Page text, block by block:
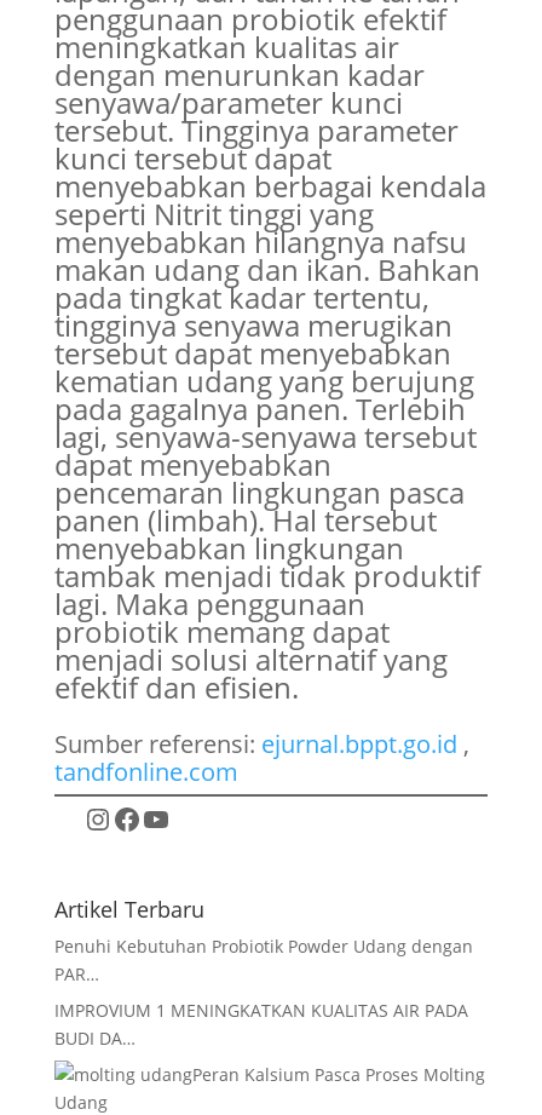
penggunaan probiotik efektif
meningkatkan kualitas air
dengan menurunkan kadar
senyawa/parameter kunci
tersebut. Tingginya parameter
kunci tersebut dapat
menyebabkan berbagai kendala
seperti Nitrit tinggi yang
menyebabkan hilangnya nafsu
makan udang dan ikan. Bahkan
pada tingkat kadar tertentu,
tingginya senyawa merugikan
tersebut dapat menyebabkan
kematian udang yang berujung
pada gagalnya panen. Terlebih
lagi, senyawa-senyawa tersebut
dapat menyebabkan
pencemaran lingkungan pasca
panen (limbah). Hal tersebut
menyebabkan lingkungan
tambak menjadi tidak produktif
lagi. Maka penggunaan
probiotik memang dapat
menjadi solusi alternatif yang
efektif dan efisien.
Sumber referensi: ejurnal.bppt.go.id ,
tandfonline.com
Instagram
Facebook
YouTube
Artikel Terbaru
Penuhi Kebutuhan Probiotik Powder Udang dengan
PAR…
IMPROVIUM 1 MENINGKATKAN KUALITAS AIR PADA
BUDI DA…
Peran Kalsium Pasca Proses Molting
Udang